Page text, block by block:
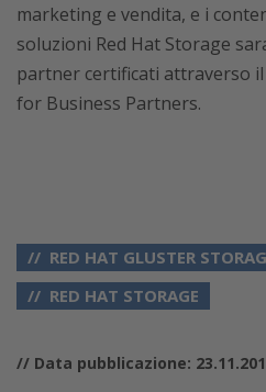
marketing e vendita, e i
soluzioni Red Hat Storage
partner certificati attraverso
for Business Partners.
RED HAT GLUSTER
RED HAT STORAGE
// Data pubblicazione: